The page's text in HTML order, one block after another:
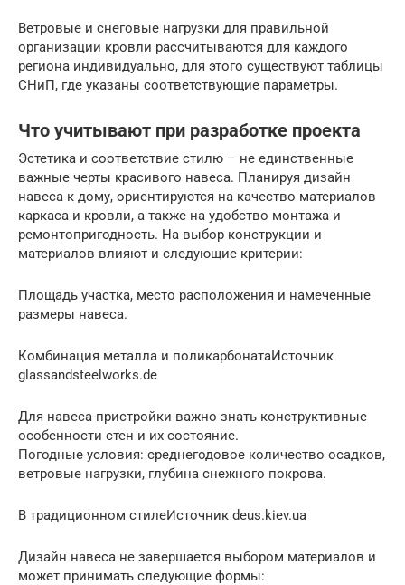
Ветровые и снеговые нагрузки для правильной
организации кровли рассчитываются для каждого
региона индивидуально, для этого существуют таблицы
СНиП, где указаны соответствующие параметры.
Что учитывают при разработке проекта
Эстетика и соответствие стилю – не единственные
важные черты красивого навеса. Планируя дизайн
навеса к дому, ориентируются на качество материалов
каркаса и кровли, а также на удобство монтажа и
ремонтопригодность. На выбор конструкции и
материалов влияют и следующие критерии:
Площадь участка, место расположения и намеченные
размеры навеса.
Комбинация металла и поликарбонатаИсточник
glassandsteelworks.de
Для навеса-пристройки важно знать конструктивные
особенности стен и их состояние.
Погодные условия: среднегодовое количество осадков,
ветровые нагрузки, глубина снежного покрова.
В традиционном стилеИсточник deus.kiev.ua
Дизайн навеса не завершается выбором материалов и
может принимать следующие формы: